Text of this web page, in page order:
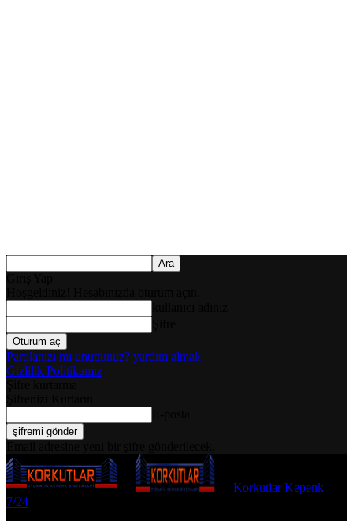
Parolanızı mı unuttunuz? yardım almak
Gizlilik Politikamız
Korkutlar Kepenk
7/24